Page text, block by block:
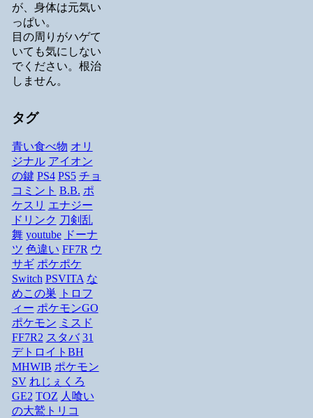
が、身体は元気い
っぱい。
目の周りがハゲて
いても気にしない
でください。根治
しません。
タグ
青い食べ物 オリ
ジナル アイオン
の鍵 PS4 PS5 チョ
コミント B.B. ポ
ケスリ エナジー
ドリンク 刀剣乱
舞 youtube ドーナ
ツ 色違い FF7R ウ
サギ ポケポケ
Switch PSVITA な
めこの巣
トロフ
ィー ポケモンGO
ポケモン ミスド
FF7R2 スタバ 31
デトロイトBH
MHWIB ポケモン
SV れじぇくろ
GE2 TOZ 人喰い
の大鷲トリコ